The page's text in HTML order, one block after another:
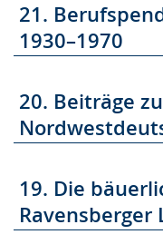
21.
1930–1970
20. Beiträge
19. Die
Ravensberger